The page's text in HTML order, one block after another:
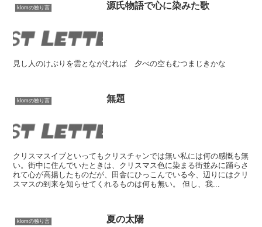
klomの独り言 源氏物語で心に染みた歌
見し人のけぶりを雲とながむれば 夕べの空もむつまじきかな
klomの独り言 無題
クリスマスイブといってもクリスチャンでは無い私には何の感慨も無
い。街中に住んでいたときは、クリスマス色に染まる街並みに踊らさ
れて心が高揚したものだが、田舎にひっこんでいる今、辺りにはクリ
スマスの到来を知らせてくれるものは何も無い。 但し、我...
klomの独り言 夏の太陽